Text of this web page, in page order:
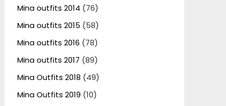
Mina outfits 2014 (76)
Mina outfits 2015 (58)
Mina outfits 2016 (78)
Mina outfits 2017 (89)
Mina Outfits 2018 (49)
Mina Outfits 2019 (10)